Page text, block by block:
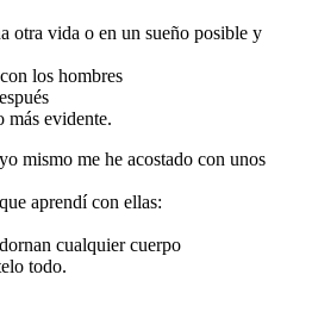
otra vida o en un sueño posible y
los hombres
más evidente.
mismo me he acostado con unos
aprendí con ellas:
cualquier cuerpo
todo.